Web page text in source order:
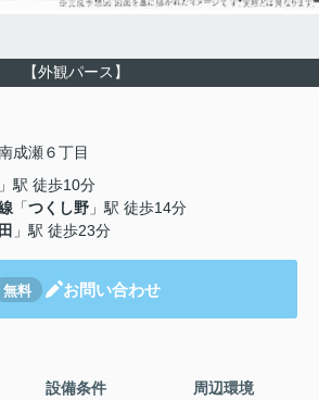
【外観パース】
成瀬６丁目
」駅 徒歩10分
「つくし野 」駅 徒歩14分
」駅 徒歩23分
無料 お問い合わせ
設備条件 周辺環境